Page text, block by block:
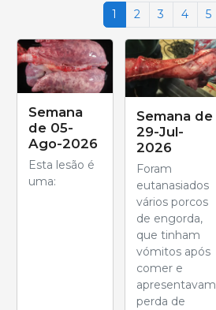
1 2 3 4 5
Semana
de 05-
Ago-2026
Esta lesão é
uma:
Semana de
29-Jul-
2026
Foram
eutanasiados
vários porcos
de engorda,
que tinham
vómitos após
comer e
apresentavam
perda de